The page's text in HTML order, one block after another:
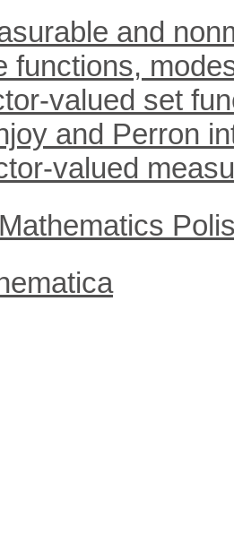
and
functions,
valued set
and Perron
valued